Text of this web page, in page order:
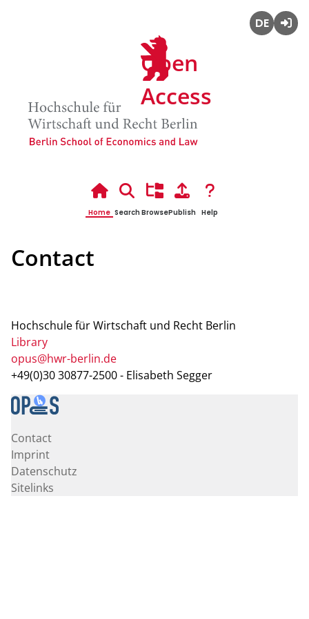
Open
Access
Home Search BrowsePublish Help
Contact
Hochschule für Wirtschaft und Recht Berlin
Library
opus@hwr-berlin.de
+49(0)30 30877-2500 - Elisabeth Segger
Contact
Imprint
Datenschutz
Sitelinks